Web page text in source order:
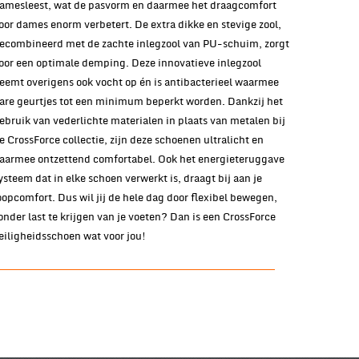
wat de pasvorm en daarmee het draagcomfort
dames enorm verbetert. De extra dikke en stevige zool,
met de zachte inlegzool van PU-schuim, zorgt
een optimale demping. Deze innovatieve inlegzool
overigens ook vocht op én is antibacterieel waarmee
geurtjes tot een minimum beperkt worden. Dankzij het
van vederlichte materialen in plaats van metalen bij
CrossForce collectie, zijn deze schoenen ultralicht en
ontzettend comfortabel. Ook het energieteruggave
dat in elke schoen verwerkt is, draagt bij aan je
Dus wil jij de hele dag door flexibel bewegen,
last te krijgen van je voeten? Dan is een CrossForce
wat voor jou!